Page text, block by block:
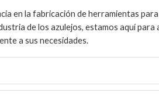
en la fabricación de herramientas
de los azulejos, estamos aquí
a sus necesidades.